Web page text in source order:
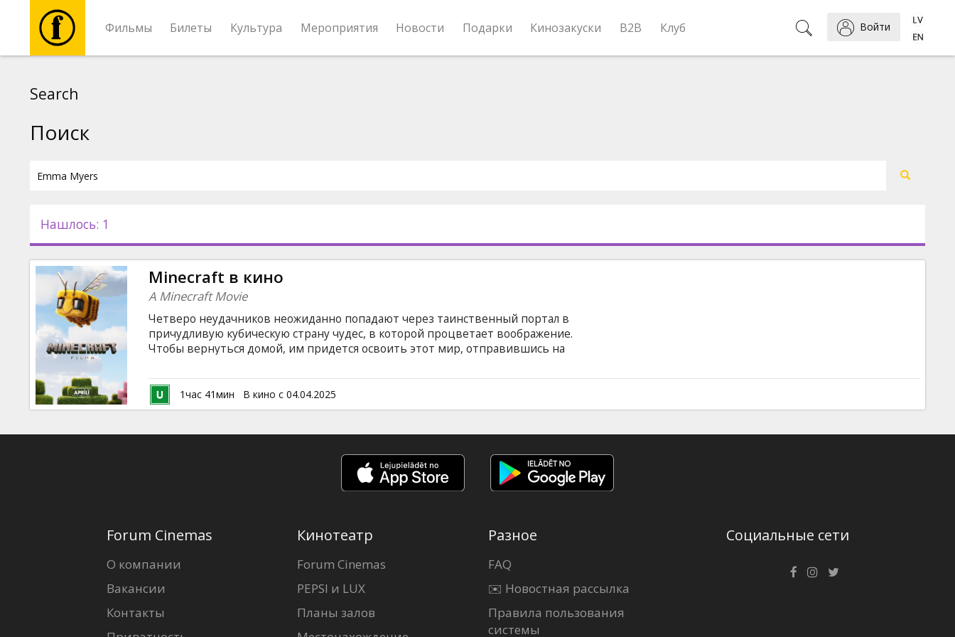
Фильмы Билеты Культура Мероприятия Новости Подарки Кинозакуски B2B Клуб Войти
Новости
Подарки
Кинозакуски
B2B
Клуб
Search
Поиск
Нашлось: 1
Minecraft в кино
A Minecraft Movie
Четверо неудачников неожиданно попадают через таинственный портал в
причудливую кубическую страну чудес, в которой процветает воображение.
Чтобы вернуться домой, им придется освоить этот мир, отправившись на
версиях: - на латышском языке; - на русском языке с субтитрами на
латышском языке; - несколько показов только на английском языке.
1час 41мин В кино с 04.04.2025
Forum Cinemas
О компании
Вакансии
Контакты
Кинотеатр
Forum Cinemas
PEPSI и LUX
Планы залов
Разное
FAQ
✉️ Новостная рассылка
Правила пользования
системы
Социальные сети